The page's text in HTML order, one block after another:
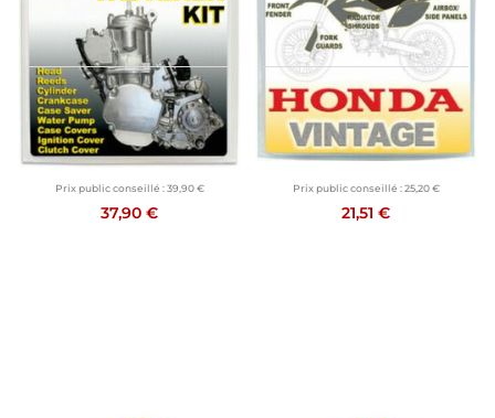
BOLT
KIT VISSERIE MOTO TT VIS MOTEUR
Prix public conseillé : 39,90 €
37,90 €
BOLT
KIT VISSERIE POUR PLASTIQUES
Prix public conseillé : 25,20 €
21,51 €